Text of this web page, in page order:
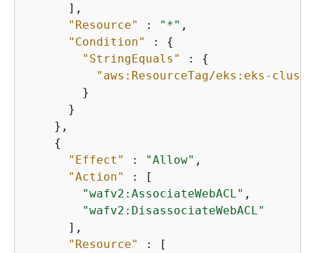
      ],
"Resource"
: "*" ,
"Condition"
: {
"StringEquals"
: {
"aws:ResourceTag/eks:eks-
        }
      }
    },
{
"Effect"
: "Allow" ,
"Action"
: [
"wafv2:AssociateWebACL" ,
"wafv2:DisassociateWebACL"
      ],
"Resource"
: [